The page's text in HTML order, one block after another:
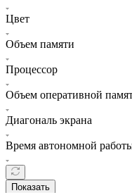
Цвет
Объем памяти
Процессор
Объем оперативной
Диагональ экрана
Время автономной
Показать